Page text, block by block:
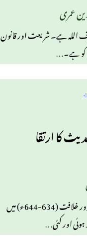
عمری
اللہ ہے۔ شریعت اور قانون
کو ہے۔…
کا ارتقا
حضرت عمر بن خطاب رضی اللہ عنہ کے دور خلافت (634-644ء) میں
اور کئی…